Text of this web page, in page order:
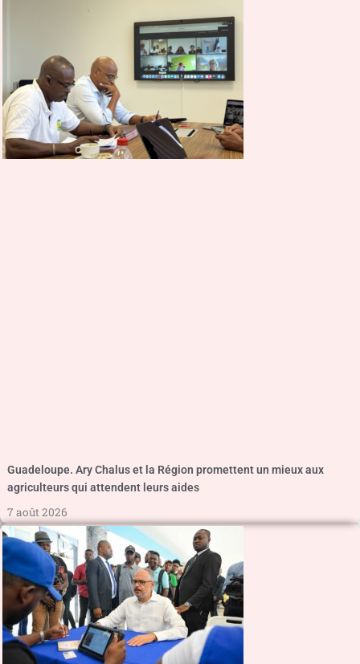
Guadeloupe. Ary Chalus et la Région promettent un mieux aux
agriculteurs qui attendent leurs aides
7 août 2026